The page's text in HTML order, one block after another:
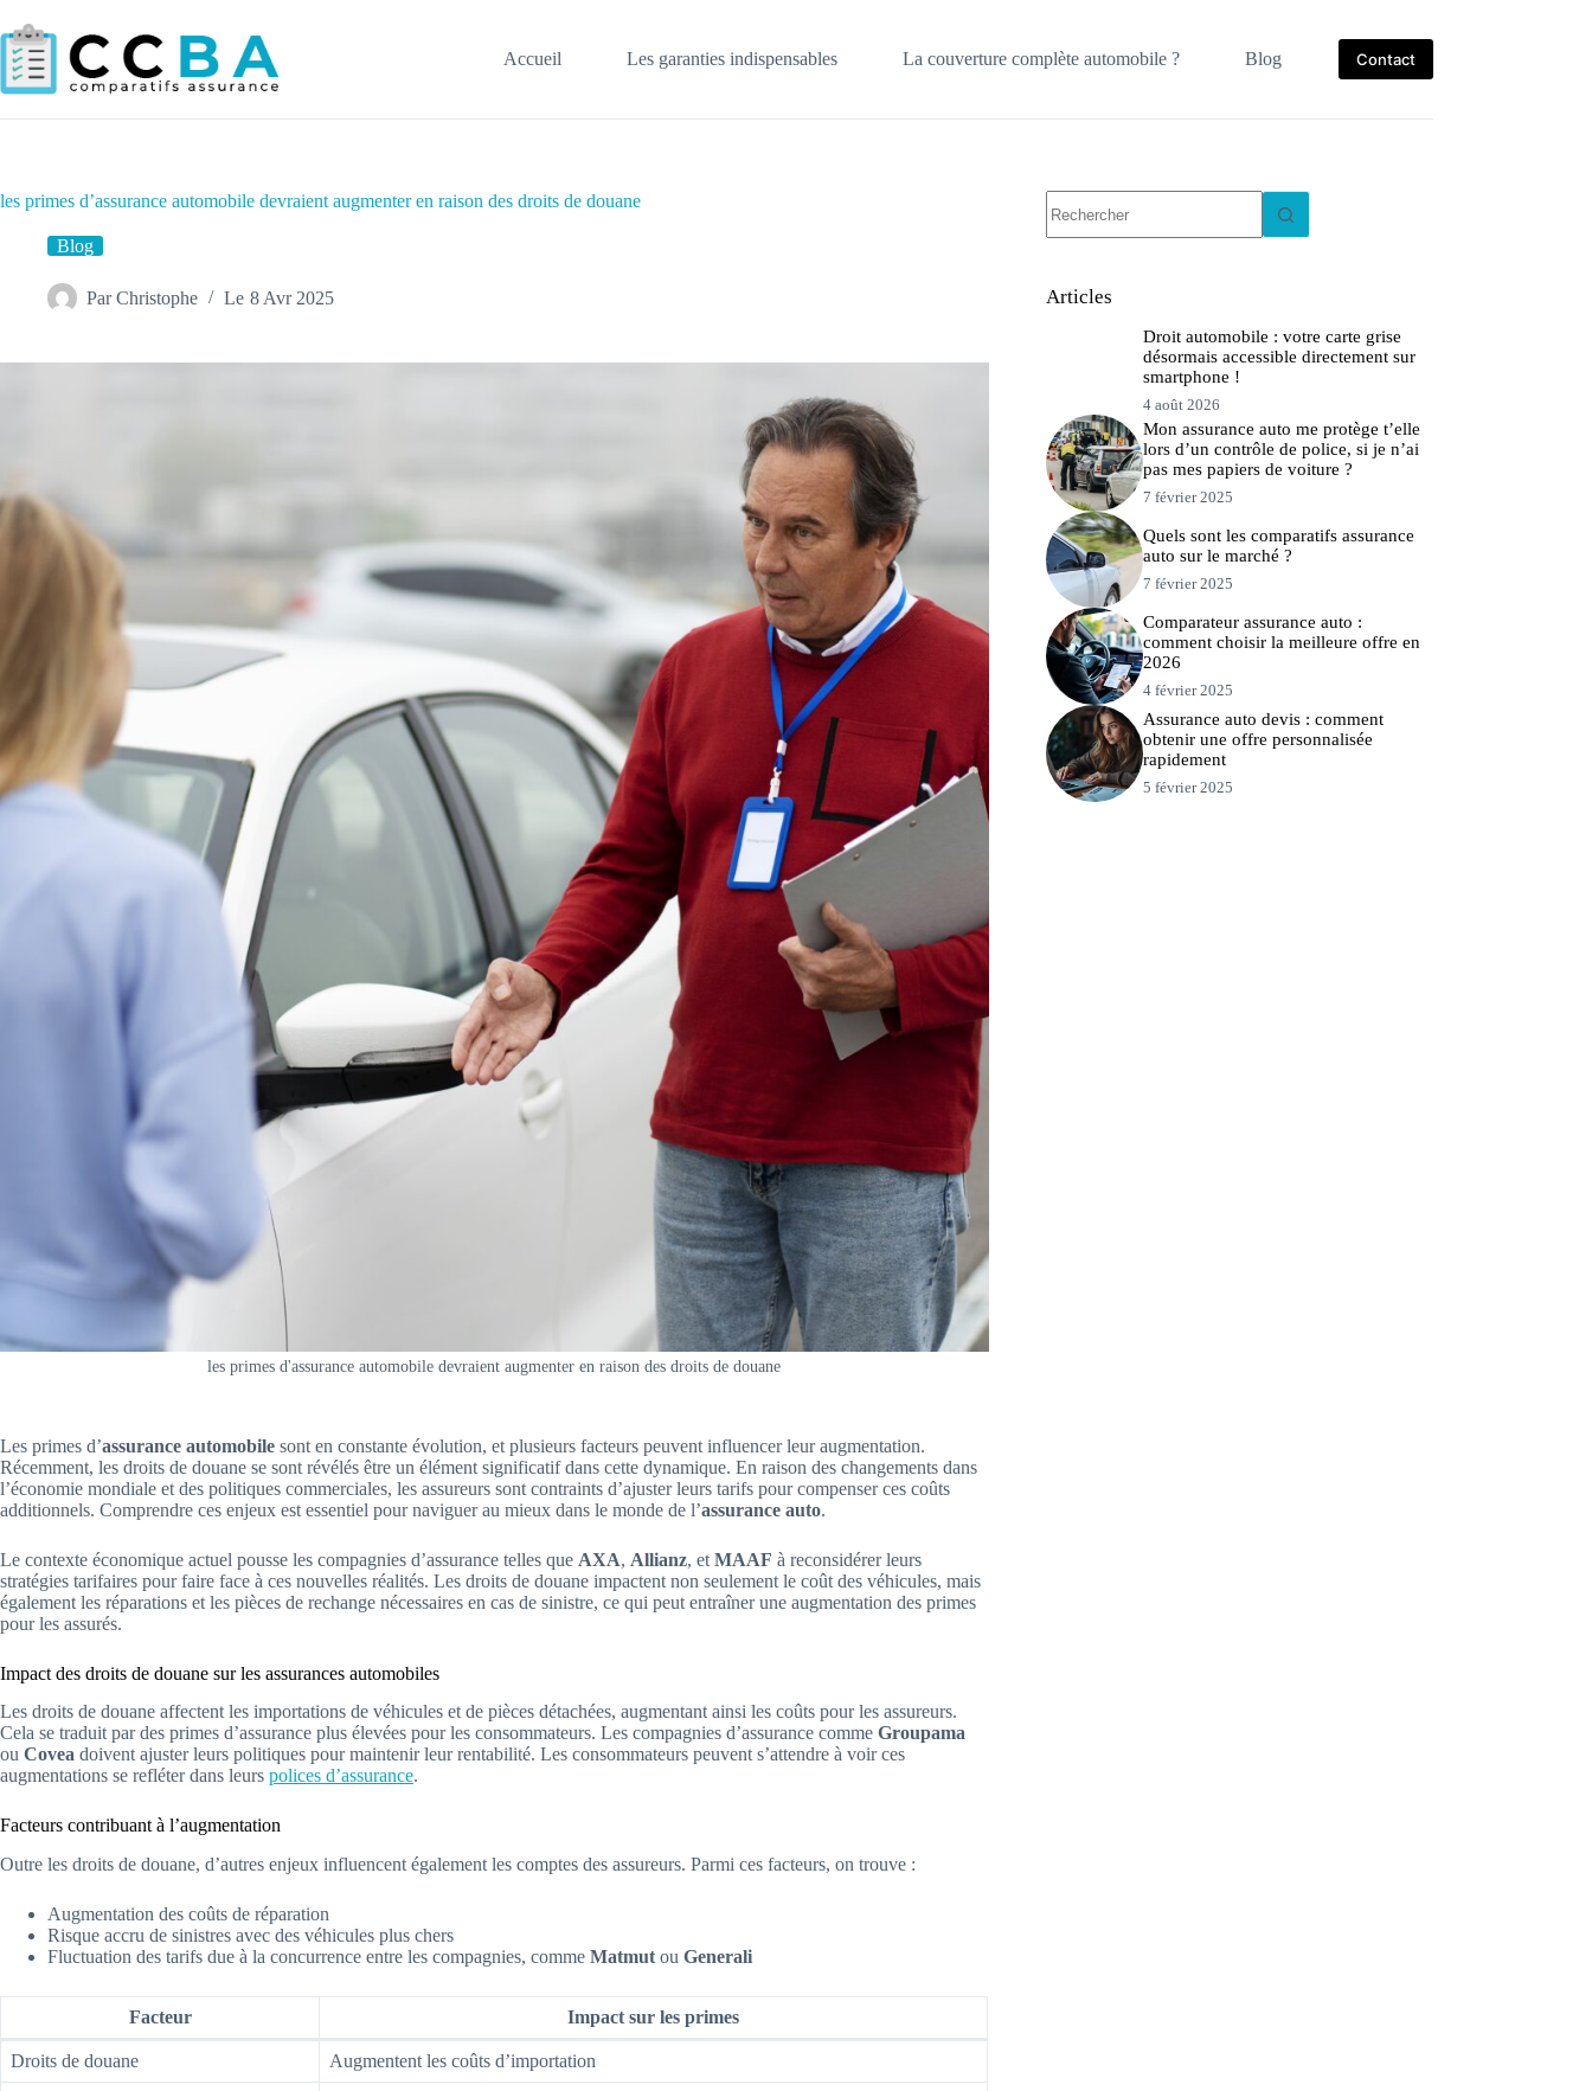
au
contenu
Accueil Les garanties indispensables La couverture complète automobile ? Blog Contact
les primes d’assurance automobile devraient augmenter en raison des droits de douane
Blog
Par Christophe Le 8 Avr 2025
les primes d'assurance automobile devraient augmenter en raison des droits de douane
Les primes d’assurance automobile sont en constante évolution, et plusieurs facteurs peuvent influencer leur augmentation.
Récemment, les droits de douane se sont révélés être un élément significatif dans cette dynamique. En raison des changements dans
l’économie mondiale et des politiques commerciales, les assureurs sont contraints d’ajuster leurs tarifs pour compenser ces coûts
additionnels. Comprendre ces enjeux est essentiel pour naviguer au mieux dans le monde de l’assurance auto.
Le contexte économique actuel pousse les compagnies d’assurance telles que AXA, Allianz, et MAAF à reconsidérer leurs
stratégies tarifaires pour faire face à ces nouvelles réalités. Les droits de douane impactent non seulement le coût des véhicules, mais
également les réparations et les pièces de rechange nécessaires en cas de sinistre, ce qui peut entraîner une augmentation des primes
pour les assurés.
Impact des droits de douane sur les assurances automobiles
Les droits de douane affectent les importations de véhicules et de pièces détachées, augmentant ainsi les coûts pour les assureurs.
Cela se traduit par des primes d’assurance plus élevées pour les consommateurs. Les compagnies d’assurance comme Groupama
ou Covea doivent ajuster leurs politiques pour maintenir leur rentabilité. Les consommateurs peuvent s’attendre à voir ces
augmentations se refléter dans leurs polices d’assurance.
Facteurs contribuant à l’augmentation
Outre les droits de douane, d’autres enjeux influencent également les comptes des assureurs. Parmi ces facteurs, on trouve :
Augmentation des coûts de réparation
Risque accru de sinistres avec des véhicules plus chers
Fluctuation des tarifs due à la concurrence entre les compagnies, comme Matmut ou Generali
Facteur Impact sur les primes
Droits de douane Augmentent les coûts d’importation
résultat
Articles
Droit automobile : votre carte grise
désormais accessible directement sur
smartphone !
4 août 2026
Mon assurance auto me protège t’elle
lors d’un contrôle de police, si je n’ai
pas mes papiers de voiture ?
7 février 2025
Quels sont les comparatifs assurance
auto sur le marché ?
7 février 2025
Comparateur assurance auto :
comment choisir la meilleure offre en
2026
4 février 2025
Assurance auto devis : comment
obtenir une offre personnalisée
rapidement
5 février 2025